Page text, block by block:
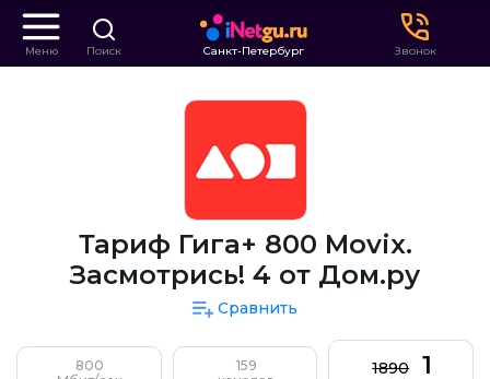
Меню Поиск Санкт-Петербург Звонок
Тариф Гига+ 800 Movix.
Засмотрись! 4 от Дом.ру
Сравнить
800
159
1890 1